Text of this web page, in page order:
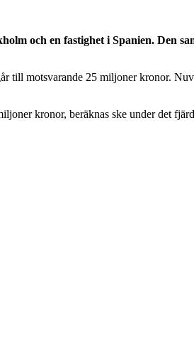
och en fastighet i Spanien. Den
till motsvarande 25 miljoner kronor.
kronor, beräknas ske under det